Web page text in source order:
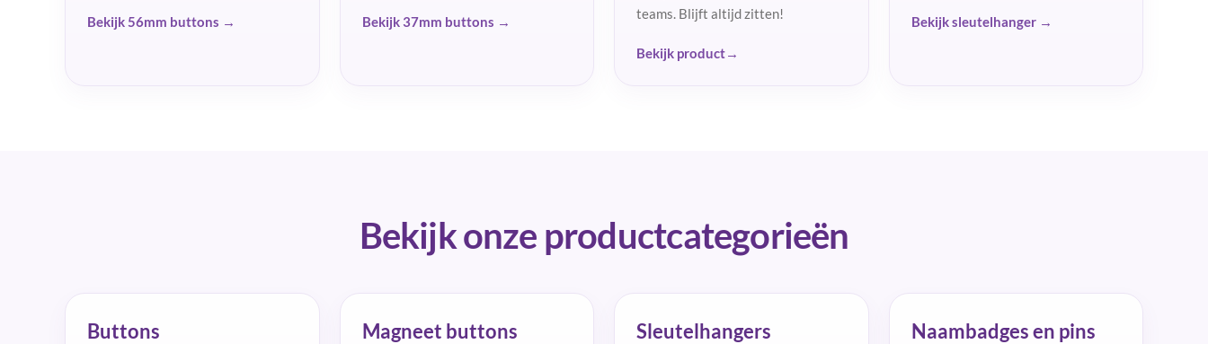
Bekijk 56mm buttons → Bekijk 37mm buttons →
teams. Blijft altijd zitten!
Bekijk product→
Bekijk sleutelhanger →
Bekijk onze productcategorieën
Buttons Magneet buttons Sleutelhangers Naambadges en pins